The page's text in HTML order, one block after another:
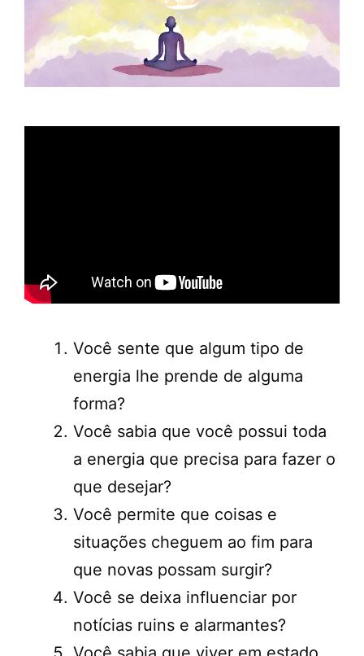
Você sente que algum tipo de
energia lhe prende de alguma
forma?
Você sabia que você possui toda
a energia que precisa para fazer o
que desejar?
Você permite que coisas e
situações cheguem ao fim para
que novas possam surgir?
Você se deixa influenciar por
notícias ruins e alarmantes?